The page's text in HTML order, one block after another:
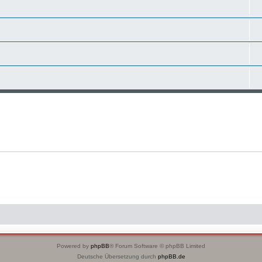
Powered by phpBB® Forum Software © phpBB Limited
Deutsche Übersetzung durch phpBB.de